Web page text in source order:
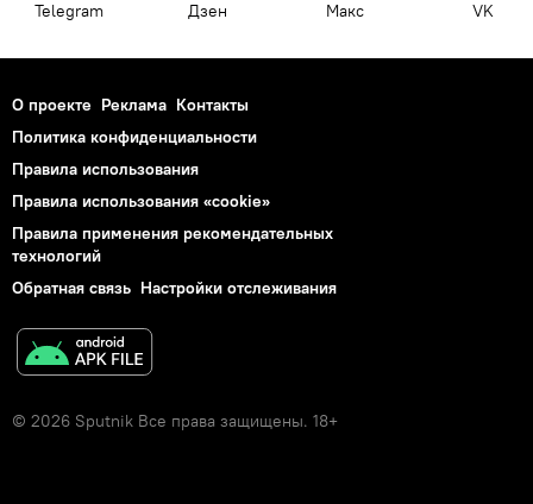
Telegram Дзен Макс VK
О проекте Реклама Контакты
Политика конфиденциальности
Правила использования
Правила использования «cookie»
Правила применения рекомендательных
технологий
Обратная связь Настройки отслеживания
© 2026 Sputnik Все права защищены. 18+